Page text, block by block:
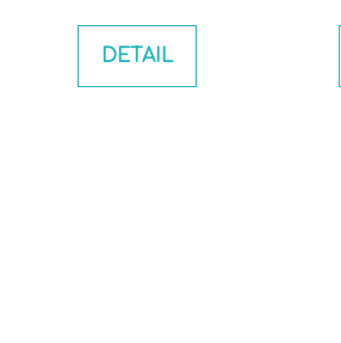
DETAIL